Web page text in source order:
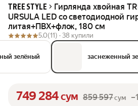
TREE STYLE
Гирлянда хвойная
URSULA LED со светодиодной
литая+ПВХ+флок, 180 см
5.0(11) · 38 купили
зелёный заснеженный
749 284сум 859 597сум